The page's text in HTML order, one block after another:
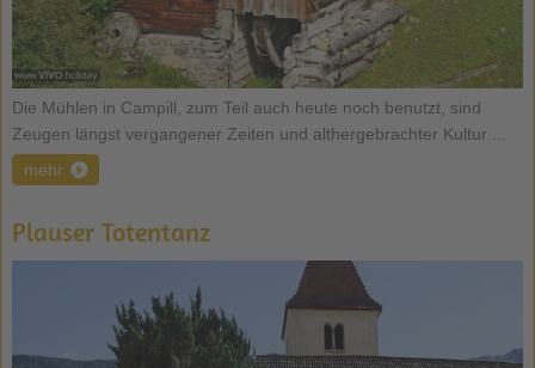
Die Mühlen in Campill, zum Teil auch heute noch benutzt, sind
Zeugen längst vergangener Zeiten und althergebrachter Kultur ...
mehr
Plauser Totentanz